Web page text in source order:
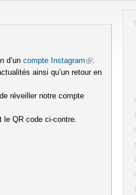
d’un compte Instagram (link is external)
.
ainsi qu’un retour en
réveiller notre compte
le QR code ci-contre.